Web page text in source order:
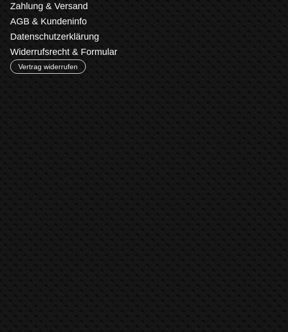
Zahlung & Versand
AGB & Kundeninfo
Datenschutzerklärung
Widerrufsrecht & Formular
Vertrag widerrufen